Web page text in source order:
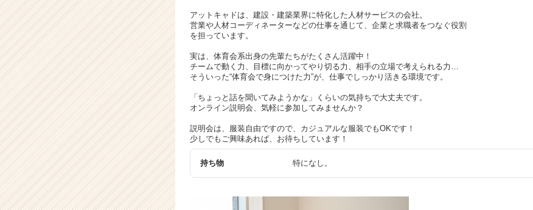
アットキャドは、建設・建築業界に特化した人材サービスの会社。
営業や人材コーディネーターなどの仕事を通じて、企業と求職者をつなぐ役割
を担っています。
実は、体育会系出身の先輩たちがたくさん活躍中！
チームで動く力、目標に向かってやり切る力、相手の立場で考えられる力…
そういった“体育会で身につけた力”が、仕事でしっかり活きる環境です。
「ちょっと話を聞いてみようかな」くらいの気持ちで大丈夫です。
オンライン説明会、気軽に参加してみませんか？
説明会は、服装自由ですので、カジュアルな服装でもOKです！
少しでもご興味あれば、お待ちしています！
持ち物 特になし。